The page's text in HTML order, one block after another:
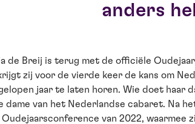
anders
de Breij is terug met de officiële
zij voor de vierde keer de kans om
jaar te laten horen. Wie doet haar
dame van het Nederlandse cabaret. Na
van 2022, waarmee